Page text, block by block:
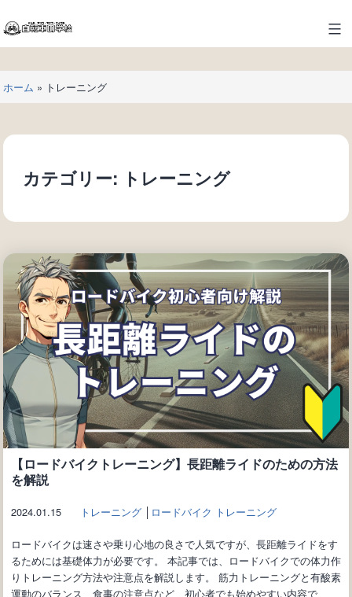
ン
テ
ツ
へ
キ
自
転
車
の
学
ホーム » トレーニング
カテゴリー: トレーニング
【ロードバイクトレーニング】長距離ライドのための方法
を解説
2024.01.15 トレーニング│ ロードバイク トレーニング
ロードバイクは速さや乗り心地の良さで人気ですが、長距離ライドをす
るためには基礎体力が必要です。 本記事では、ロードバイクでの体力作
りトレーニング方法や注意点を解説します。 筋力トレーニングと有酸素
運動のバランス、食事の注意点など、初心者でも始めやすい内容で